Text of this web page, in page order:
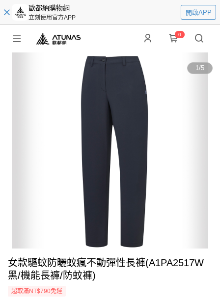
歐都納購物網
立刻使用官方APP
開啟APP
0
1/5
女款驅蚊防曬蚊瘋不動彈性長褲(A1PA2517W
黑/機能長褲/防蚊褲)
超取滿NT$790免運